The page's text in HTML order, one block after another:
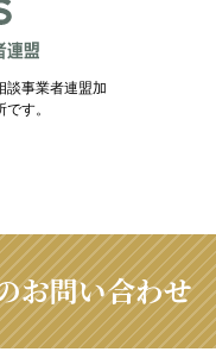
談事業者連盟加
す。
お問い合わせ